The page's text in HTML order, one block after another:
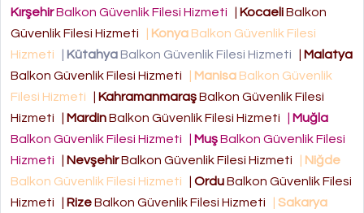
KırşehirBalkon Güvenlik Filesi Hizmeti KocaeliBalkon
Güvenlik Filesi Hizmeti
Konya Balkon Güvenlik Filesi
Hizmeti
KütahyaBalkon Güvenlik Filesi Hizmeti
Malatya
Balkon Güvenlik Filesi Hizmeti
Manisa Balkon Güvenlik
Filesi Hizmeti
KahramanmaraşBalkon Güvenlik Filesi
Hizmeti
MardinBalkon Güvenlik Filesi Hizmeti
Muğla
Balkon Güvenlik Filesi Hizmeti
MuşBalkon Güvenlik Filesi
Hizmeti
NevşehirBalkon Güvenlik Filesi Hizmeti
Niğde
Balkon Güvenlik Filesi Hizmeti
OrduBalkon Güvenlik Filesi
Hizmeti
RizeBalkon Güvenlik Filesi Hizmeti
Sakarya